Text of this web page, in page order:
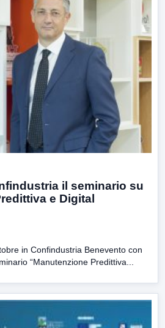
il seminario su
e Digital
in Confindustria Benevento con
“Manutenzione Predittiva...